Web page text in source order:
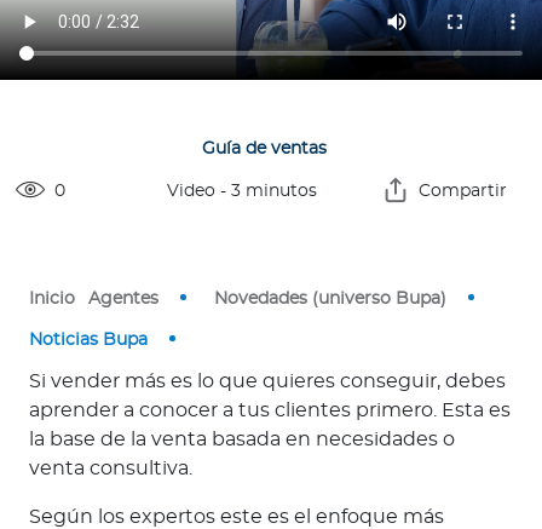
d
o
r
Ingresar a Mi Bupa
Red de Salud
Guía de ventas
0 Video -3 minutos Compartir
Inicio Agentes Novedades (universo Bupa)
Noticias Bupa
Si vender más es lo que quieres conseguir, debes
aprender a conocer a tus clientes primero. Esta es
la base de la venta basada en necesidades o
venta consultiva.
Según los expertos este es el enfoque más